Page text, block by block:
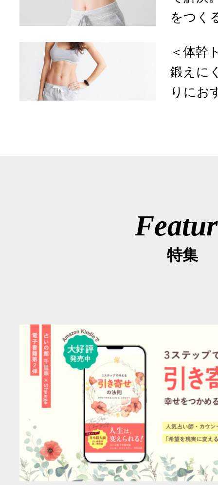
をつく
＜体幹
鍛えに
りにお
特集